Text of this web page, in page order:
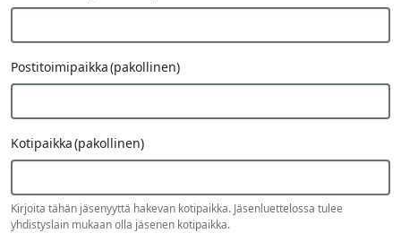
Postitoimipaikka(pakollinen)
Kotipaikka(pakollinen)
Kirjoita tähän jäsenyyttä hakevan kotipaikka. Jäsenluettelossa tulee
yhdistyslain mukaan olla jäsenen kotipaikka.